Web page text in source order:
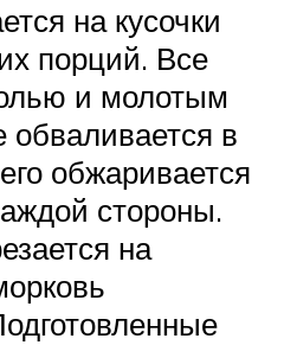
на кусочки
порций. Все
и молотым
в
обжаривается
стороны.
на